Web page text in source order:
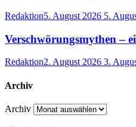
Redaktion5. August 2026 5.
Verschwörungsmythen –
Redaktion2. August 2026 3.
Archiv
Archiv